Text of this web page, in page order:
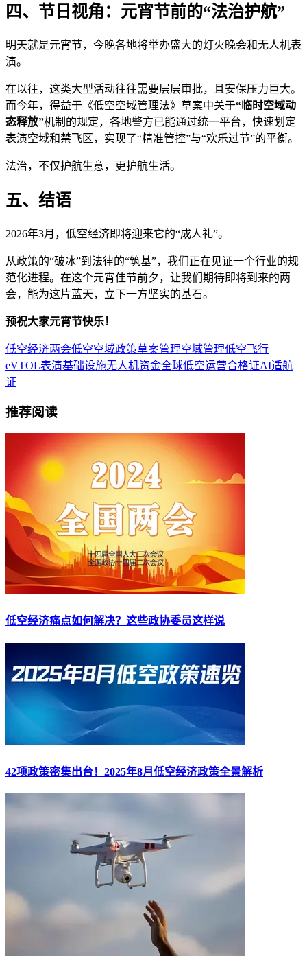
四、节日视角：元宵节前的“法治护航”
明天就是元宵节，今晚各地将举办盛大的灯火晚会和无人机表
演。
在以往，这类大型活动往往需要层层审批，且安保压力巨大。
而今年，得益于《低空空域管理法》草案中关于“临时空域动
态释放”机制的规定，各地警方已能通过统一平台，快速划定
表演空域和禁飞区，实现了“精准管控”与“欢乐过节”的平衡。
法治，不仅护航生意，更护航生活。
五、结语
2026年3月，低空经济即将迎来它的“成人礼”。
从政策的“破冰”到法律的“筑基”，我们正在见证一个行业的规
范化进程。在这个元宵佳节前夕，让我们期待即将到来的两
会，能为这片蓝天，立下一方坚实的基石。
预祝大家元宵节快乐！
低空经济两会低空空域政策草案管理空域管理低空飞行
eVTOL表演基础设施无人机资金全球低空运营合格证AI适航
证
推荐阅读
低空经济痛点如何解决？这些政协委员这样说
42项政策密集出台！2025年8月低空经济政策全景解析